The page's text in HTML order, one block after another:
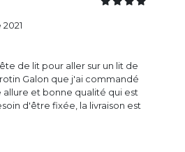
de lit pour aller sur un lit de
Galon que j'ai commandé
allure et bonne qualité qui est
d'être fixée, la livraison est